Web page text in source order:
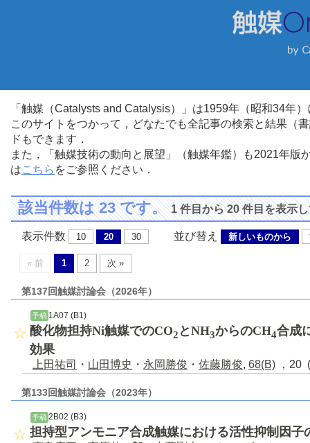
「触媒（Catalysts and Catalysis）」は1959年（昭和34年
このサイトをつかって，どなたでも全記事の検索と結果（
ドもできます．
また，「触媒技術の動向と展望」（触媒年鑑）も2021年
はこちら をご参照ください．
該当件数は 23 です。1 件目から 20 件目を表示
表示件数 10 20 30 並び替え 新しいものから
« 前 1 2 次 »
第137回触媒討論会（2026年）
予稿 1A07 (B1)
酸化物担持Ni触媒でのCO2 とNH3からのCH4合成
効果
上田祐司 ・ 山田博史 ・ 永岡勝俊 ・ 佐藤勝俊, 68(B) ，20
第133回触媒討論会（2023年）
予稿 2B02 (B3)
担持型アンモニア合成触媒における活性抑制因子